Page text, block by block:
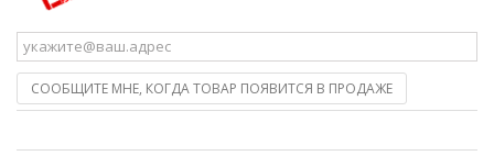
СООБЩИТЕ МНЕ, КОГДА ТОВАР ПОЯВИТСЯ В ПРОДАЖЕ